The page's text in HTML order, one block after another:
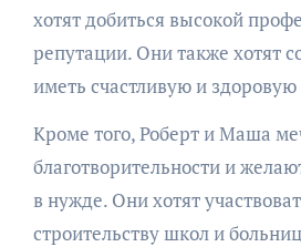
хотят добиться высокой
репутации. Они также хотят
иметь счастливую и
Кроме того, Роберт и Маша
благотворительности и
в нужде. Они хотят
строительству школ и